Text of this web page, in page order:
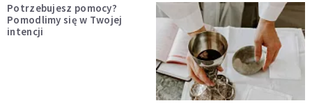
Potrzebujesz pomocy?
Pomodlimy się w Twojej
intencji